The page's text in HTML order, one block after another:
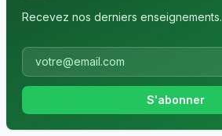
Recevez nos derniers enseignements.
S'abonner